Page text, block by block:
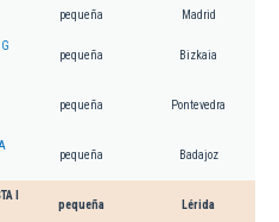
pequeña Madrid
pequeña Bizkaia
pequeña Pontevedra
pequeña Badajoz
I
pequeña Lérida